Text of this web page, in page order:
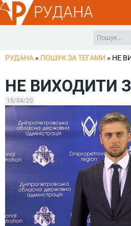
РУДАНА
РУДАНА » ПОШУК ЗА ТЕГАМИ » НЕ
НЕ ВИХОДИТИ
15/04/20